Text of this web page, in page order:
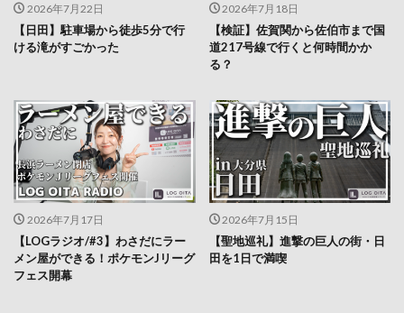
2026年7月22日
【日田】駐車場から徒歩5分で行
ける滝がすごかった
2026年7月18日
【検証】佐賀関から佐伯市まで国
道217号線で行くと何時間かか
る？
2026年7月17日
【LOGラジオ/#3】わさだにラー
メン屋ができる！ポケモンJリーグ
フェス開幕
2026年7月15日
【聖地巡礼】進撃の巨人の街・日
田を1日で満喫